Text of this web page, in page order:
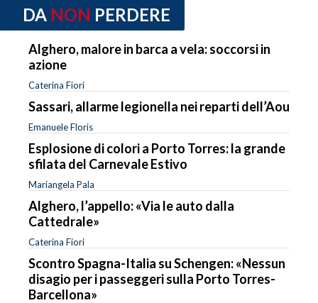
DA NON PERDERE
Alghero, malore in barca a vela: soccorsi in
azione
Caterina Fiori
Sassari, allarme legionella nei reparti dell’Aou
Emanuele Floris
Esplosione di colori a Porto Torres: la grande
sfilata del Carnevale Estivo
Mariangela Pala
Alghero, l’appello: «Via le auto dalla
Cattedrale»
Caterina Fiori
Scontro Spagna-Italia su Schengen: «Nessun
disagio per i passeggeri sulla Porto Torres-
Barcellona»